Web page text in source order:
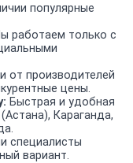
популярные
работаем только с
от производителей
цены.
Быстрая и удобная
Караганда,
специалисты
вариант.